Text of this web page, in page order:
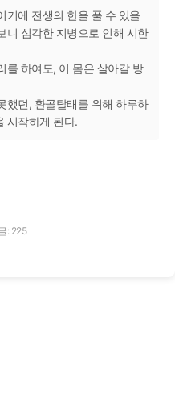
기에 전생의 한을 풀 수 있을
니 심각한 지병으로 인해 시한
를 하여도, 이 몸은 살아갈 방
했던, 환골탈태를 위해 하루하
시작하게 된다.
: 225